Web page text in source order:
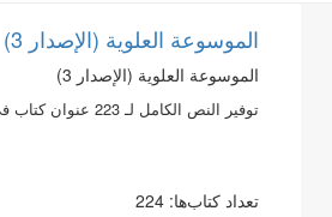
الموسوعة العلوية (الإصدار 3)
الموسوعة العلوية (الإصدار 3)
توفير النص الكامل لـ 223 عنوان كتاب في 492 مجلدًا حول نهج البلاغة
تعداد کتاب‌ها: 224